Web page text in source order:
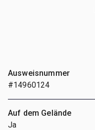
Ausweisnummer
#14960124
Auf dem Gelände
Ja